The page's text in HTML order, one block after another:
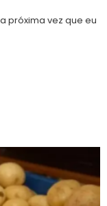
próxima vez que eu